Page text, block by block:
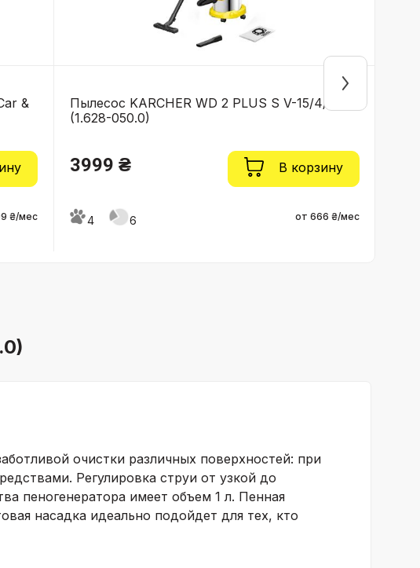
&
₴/мес
Пылесос KARCHER WD 2 PLUS S V-15/4/18
(1.628-050.0)
3999 ₴ В корзину
4 6 от 666 ₴/мес
очистки различных поверхностей: при
Регулировка струи от узкой до
пеногенератора имеет объем 1 л. Пенная
насадка идеально подойдет для тех, кто